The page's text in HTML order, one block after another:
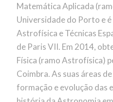
Matemática Aplicada
Universidade do Porto e
Astrofísica e Técnicas
de Paris VII. Em 2014,
Física (ramo Astrofísica)
Coimbra. As suas áreas
formação e evolução das